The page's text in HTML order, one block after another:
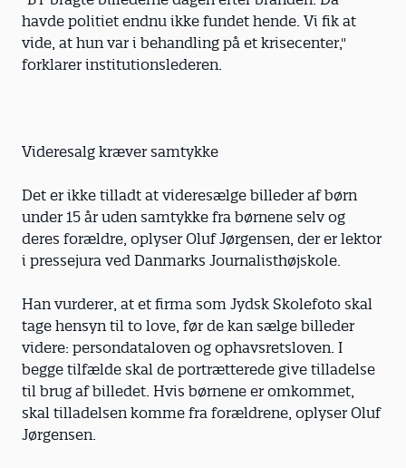
havde politiet endnu ikke fundet hende. Vi fik at
vide, at hun var i behandling på et krisecenter,"
forklarer institutionslederen.
Videresalg kræver samtykke
Det er ikke tilladt at videresælge billeder af børn
under 15 år uden samtykke fra børnene selv og
deres forældre, oplyser Oluf Jørgensen, der er lektor
i pressejura ved Danmarks Journalisthøjskole.
Han vurderer, at et firma som Jydsk Skolefoto skal
tage hensyn til to love, før de kan sælge billeder
videre: persondataloven og ophavsretsloven. I
begge tilfælde skal de portrætterede give tilladelse
til brug af billedet. Hvis børnene er omkommet,
skal tilladelsen komme fra forældrene, oplyser Oluf
Jørgensen.